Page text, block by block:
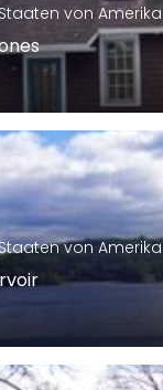
von Amerika
von Amerika